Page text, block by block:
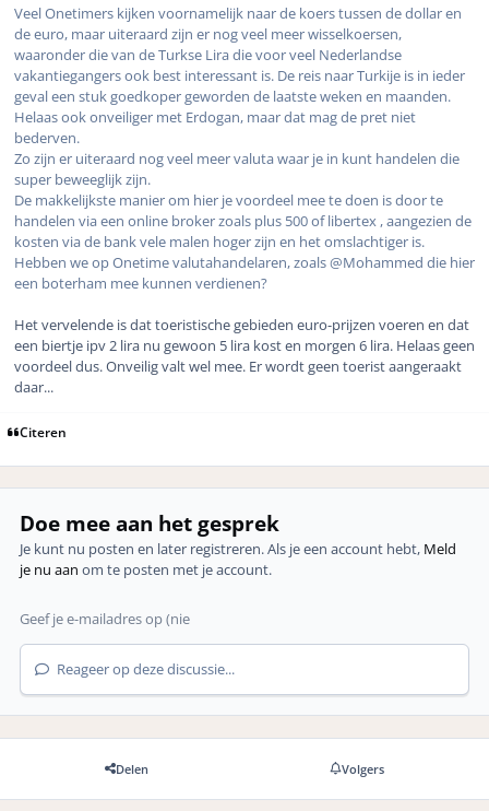
Veel Onetimers kijken voornamelijk naar de koers tussen de dollar en
de euro, maar uiteraard zijn er nog veel meer wisselkoersen,
waaronder die van de Turkse Lira die voor veel Nederlandse
vakantiegangers ook best interessant is. De reis naar Turkije is in ieder
geval een stuk goedkoper geworden de laatste weken en maanden.
Helaas ook onveiliger met Erdogan, maar dat mag de pret niet
bederven.
Zo zijn er uiteraard nog veel meer valuta waar je in kunt handelen die
super beweeglijk zijn.
De makkelijkste manier om hier je voordeel mee te doen is door te
handelen via een online broker zoals plus 500 of libertex , aangezien de
kosten via de bank vele malen hoger zijn en het omslachtiger is.
Hebben we op Onetime valutahandelaren, zoals @Mohammed die hier
een boterham mee kunnen verdienen?
Het vervelende is dat toeristische gebieden euro-prijzen voeren en dat
een biertje ipv 2 lira nu gewoon 5 lira kost en morgen 6 lira. Helaas geen
voordeel dus. Onveilig valt wel mee. Er wordt geen toerist aangeraakt
daar...
Citeren
Doe mee aan het gesprek
Je kunt nu posten en later registreren. Als je een account hebt, Meld
je nu aan om te posten met je account.
Reageer op deze discussie...
Delen Volgers